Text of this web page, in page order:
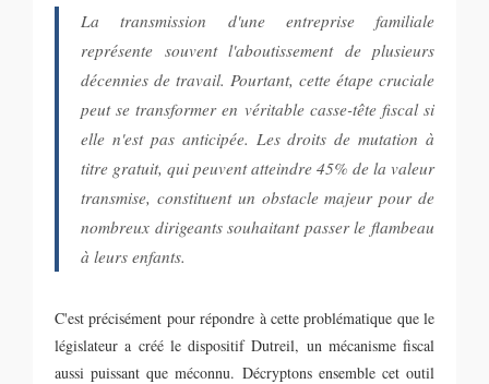
La transmission d'une entreprise familiale
représente souvent l'aboutissement de plusieurs
décennies de travail. Pourtant, cette étape cruciale
peut se transformer en véritable casse-tête fiscal si
elle n'est pas anticipée. Les droits de mutation à
titre gratuit, qui peuvent atteindre 45% de la valeur
transmise, constituent un obstacle majeur pour de
nombreux dirigeants souhaitant passer le flambeau
à leurs enfants.
C'est précisément pour répondre à cette problématique que le
législateur a créé le dispositif Dutreil, un mécanisme fiscal
aussi puissant que méconnu. Décryptons ensemble cet outil